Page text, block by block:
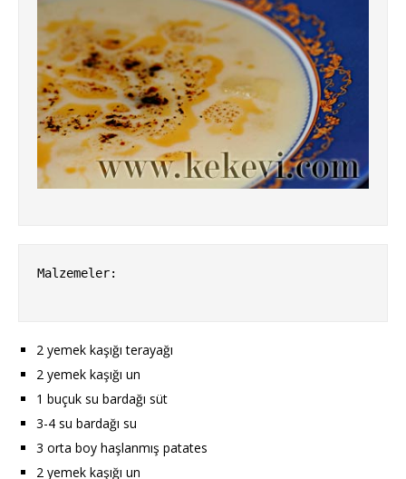
Malzemeler:
2 yemek kaşığı terayağı
2 yemek kaşığı un
1 buçuk su bardağı süt
3-4 su bardağı su
3 orta boy haşlanmış patates
2 yemek kaşığı un